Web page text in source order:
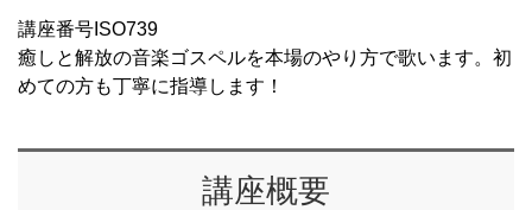
講座番号ISO739
癒しと解放の音楽ゴスペルを本場のやり方で歌います。初
めての方も丁寧に指導します！
講座概要